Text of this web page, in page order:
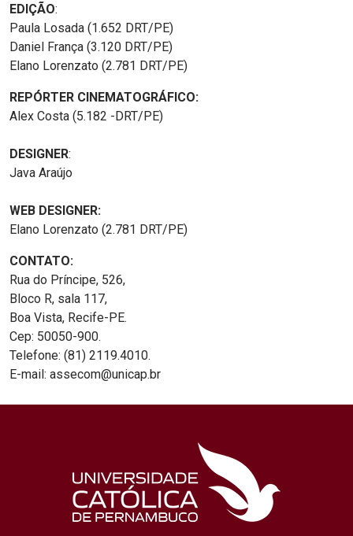
EDIÇÃO:
Paula Losada (1.652 DRT/PE)
Daniel França (3.120 DRT/PE)
Elano Lorenzato (2.781 DRT/PE)
REPÓRTER CINEMATOGRÁFICO:
Alex Costa (5.182 -DRT/PE)
DESIGNER:
Java Araújo
WEB DESIGNER:
Elano Lorenzato (2.781 DRT/PE)
CONTATO:
Rua do Príncipe, 526,
Bloco R, sala 117,
Boa Vista, Recife-PE.
Cep: 50050-900.
Telefone: (81) 2119.4010.
E-mail: assecom@unicap.br